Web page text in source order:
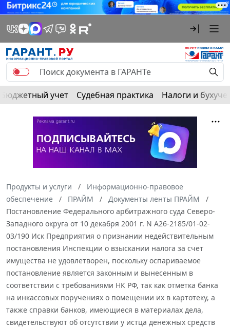
Бюджетный учет Судебная практика Налоги и
Продукты и услуги
Информационно-правовое
обеспечение
ПРАЙМ
Документы ленты ПРАЙМ
Постановление Федерального арбитражного суда Северо-
Западного округа от 10 декабря 2001 г. N А26-2185/01-02-
03/190 Иск Предприятия о признании недействительным
постановления Инспекции о взыскании налога за счет
имущества не удовлетворен, поскольку оспариваемое
постановление является законным и вынесенным в
соответствии с требованиями НК РФ, так как отметка банка
на инкассовых поручениях о помещении их в картотеку, а
также справки банков, имеющиеся в материалах дела,
свидетельствуют об отсутствии у истца денежных средств